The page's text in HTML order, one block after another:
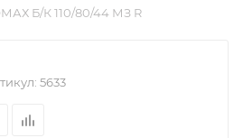
Б/К 110/80/44 МЗ R
5633